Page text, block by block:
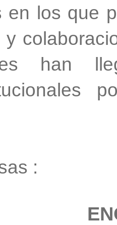
en los que
y
han
: